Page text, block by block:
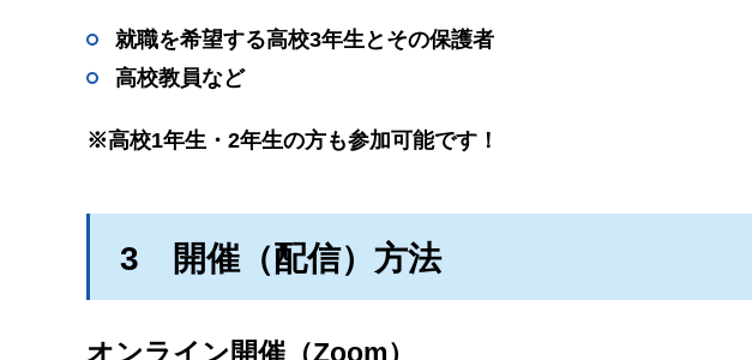
就職を希望する高校3年生とその保護者
高校教員など
※高校1年生・2年生の方も参加可能です！
3 開催（配信）方法
オンライン開催（Zoom）